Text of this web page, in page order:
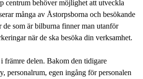
centrum behöver möjlighet att utveckla
många av Åstorpsborna och besökande
som är bilburna finner man utanför
när de ska besöka din verksamhet.
främre delen. Bakom den tidigare
personalrum, egen ingång för personalen